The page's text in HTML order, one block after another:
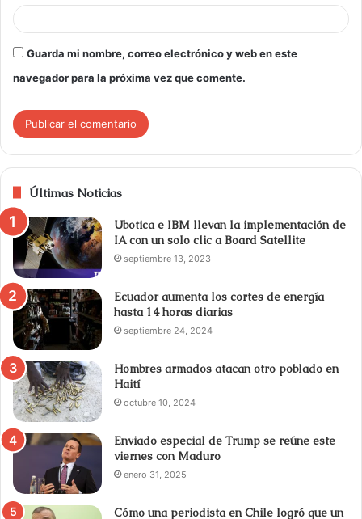
Guarda mi nombre, correo electrónico y web en este
navegador para la próxima vez que comente.
Últimas Noticias
Ubotica e IBM llevan la implementación de
IA con un solo clic a Board Satellite
septiembre 13, 2023
Ecuador aumenta los cortes de energía
hasta 14 horas diarias
septiembre 24, 2024
Hombres armados atacan otro poblado en
Haití
octubre 10, 2024
Enviado especial de Trump se reúne este
viernes con Maduro
enero 31, 2025
Cómo una periodista en Chile logró que un